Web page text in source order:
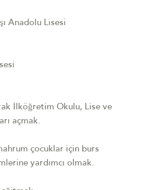
Anadolu Lisesi
İlköğretim Okulu, Lise ve
açmak.
çocuklar için burs
yardımcı olmak.